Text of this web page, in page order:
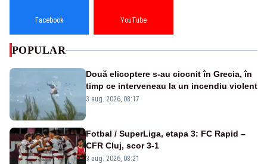
Facebook YouTube
POPULAR
Două elicoptere s-au ciocnit în Grecia, în
timp ce interveneau la un incendiu violent
3 aug. 2026, 08:17
Fotbal / SuperLiga, etapa 3: FC Rapid –
CFR Cluj, scor 3-1
3 aug. 2026, 08:21